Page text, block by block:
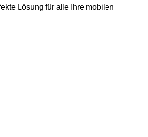
Lösung für alle Ihre mobilen